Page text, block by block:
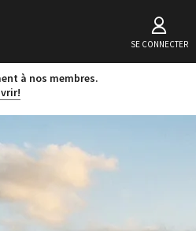
SE CONNECTER
à nos membres.